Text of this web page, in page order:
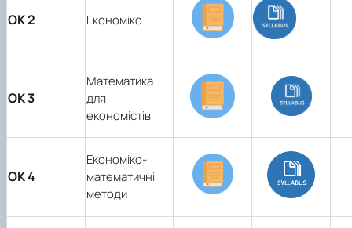
ОК 2 Економікс
ОК 3
Математика
для
економістів
ОК 4
Економіко-
математичні
методи